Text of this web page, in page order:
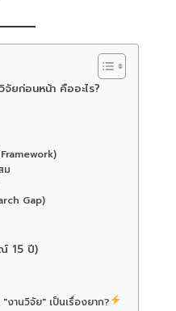
ยก่อนหน้า คืออะไร?
ม
Gap)
15 ปี)
งานวิจัย" เป็นเรื่องยาก?